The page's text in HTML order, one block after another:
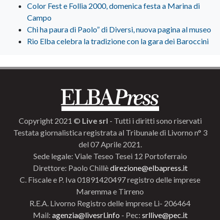
Color Fest e Follia 2000, domenica festa a Marina di
Campo
Chi ha paura di Paolo” di Diversi, nuova pagina al museo
Rio Elba celebra la tradizione con la gara dei Baroccini
Copyright 2021 © Live srl - Tutti i diritti sono riservati
Testata giornalistica registrata al Tribunale di Livorno n° 3
del 07 Aprile 2021.
Sede legale: Viale Teseo Tesei 12 Portoferraio
Direttore: Paolo Chillèdirezione@elbapress.it
C. Fiscale e P. Iva 01891420497 registro delle imprese
Maremma e Tirreno
R.E.A. Livorno Registro delle imprese Li- 206464
Mail: agenzia@livesrl.info - Pec: srllive@pec.it